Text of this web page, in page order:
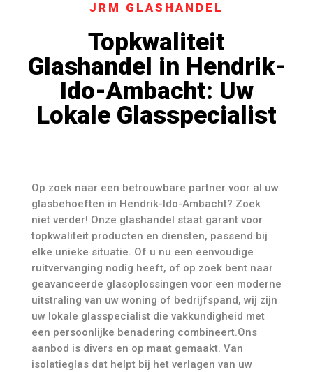
JRM GLASHANDEL
Topkwaliteit
Glashandel in Hendrik-
Ido-Ambacht: Uw
Lokale Glasspecialist
Op zoek naar een betrouwbare partner voor al uw
glasbehoeften in Hendrik-Ido-Ambacht? Zoek
niet verder! Onze glashandel staat garant voor
topkwaliteit producten en diensten, passend bij
elke unieke situatie. Of u nu een eenvoudige
ruitvervanging nodig heeft, of op zoek bent naar
geavanceerde glasoplossingen voor een moderne
uitstraling van uw woning of bedrijfspand, wij zijn
uw lokale glasspecialist die vakkundigheid met
een persoonlijke benadering combineert.Ons
aanbod is divers en op maat gemaakt. Van
isolatieglas dat helpt bij het verlagen van uw